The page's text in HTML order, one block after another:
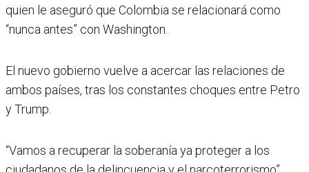
quien le aseguró que Colombia se relacionará como
“nunca antes” con Washington.
El nuevo gobierno vuelve a acercar las relaciones de
ambos países, tras los constantes choques entre Petro
y Trump.
“Vamos a recuperar la soberanía ya proteger a los